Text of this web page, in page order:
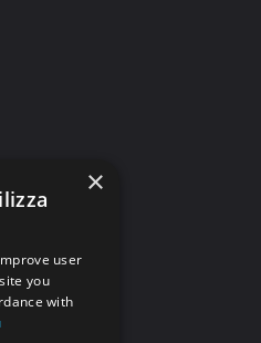
×
user
you
with